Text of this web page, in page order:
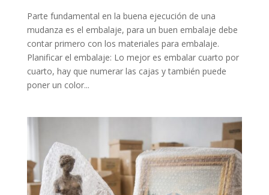
Parte fundamental en la buena ejecución de una
mudanza es el embalaje, para un buen embalaje debe
contar primero con los materiales para embalaje.
Planificar el embalaje: Lo mejor es embalar cuarto por
cuarto, hay que numerar las cajas y también puede
poner un color...